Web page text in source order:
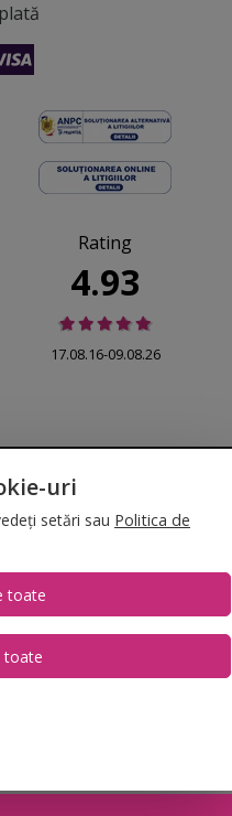
Rating
4.93
17.08.16-09.08.26
|Designed by Artvertising
preferințe cookies
uri
setări sau Politica de
toate
toate